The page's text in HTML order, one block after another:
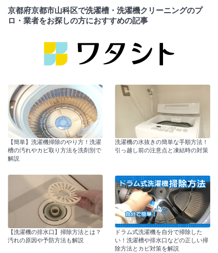
京都府京都市山科区で洗濯槽・洗濯機クリーニングのプ
ロ・業者をお探しの方におすすめの記事
【簡単】洗濯機掃除のやり方！洗濯
槽の汚れやカビ取り方法を洗剤別で
解説
洗濯機の水抜きの簡単な手順方法！
引っ越し前の注意点と凍結時の対策
【洗濯機の排水口】掃除方法とは？
汚れの原因や予防方法も解説
ドラム式洗濯機を自分で掃除した
い！洗濯槽や排水口などの正しい掃
除方法とカビ対策を解説